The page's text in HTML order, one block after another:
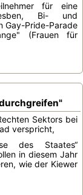
für eine
Bi- und
Gay-Pride-Parade
(Frauen für
Sektors bei
verspricht,
des Staates“
in diesem Jahr
wie der Kiewer